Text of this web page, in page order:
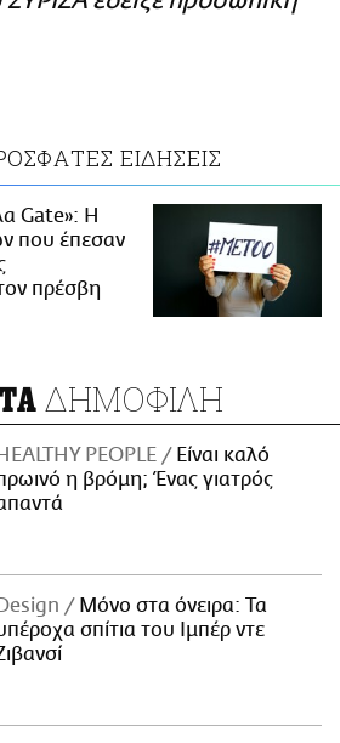
ΕΙΔΗΣΕΙΣ
Gate»: Η
που έπεσαν
πρέσβη
ΔΗΜΟΦΙΛΗ
HEALTHY PEOPLE
Είναι καλό
η βρόμη; Ένας γιατρός
Design
Μόνο στα όνειρα: Τα
σπίτια του Ιμπέρ ντε